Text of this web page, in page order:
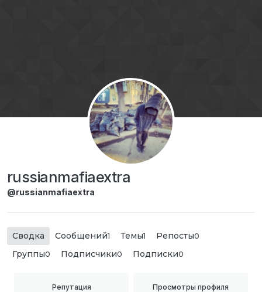
russianmafiaextra
@russianmafiaextra
Сводка Сообщений1 Темы1 Репосты0
Группы0 Подписчики0 Подписки0
Репутация Просмотры профиля